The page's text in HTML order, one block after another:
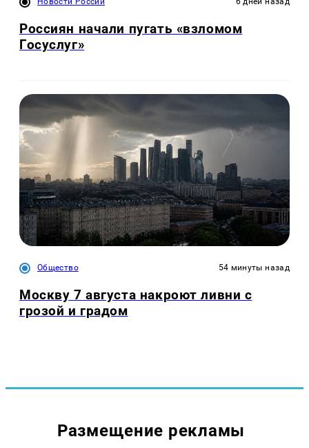
Россиян начали пугать «взломом
Госуслуг»
Общество 54 минуты назад
Москву 7 августа накроют ливни с
грозой и градом
Размещение рекламы